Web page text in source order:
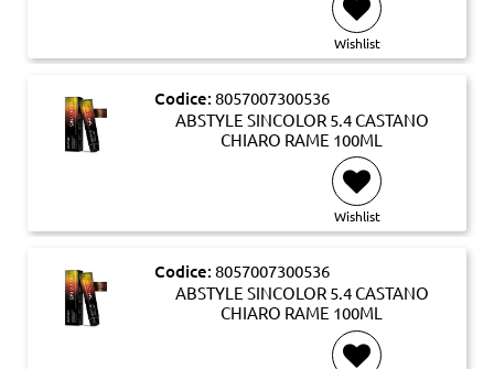
Wishlist
Codice: 8057007300536
ABSTYLE SINCOLOR 5.4 CASTANO
CHIARO RAME 100ML
Wishlist
Codice: 8057007300536
ABSTYLE SINCOLOR 5.4 CASTANO
CHIARO RAME 100ML